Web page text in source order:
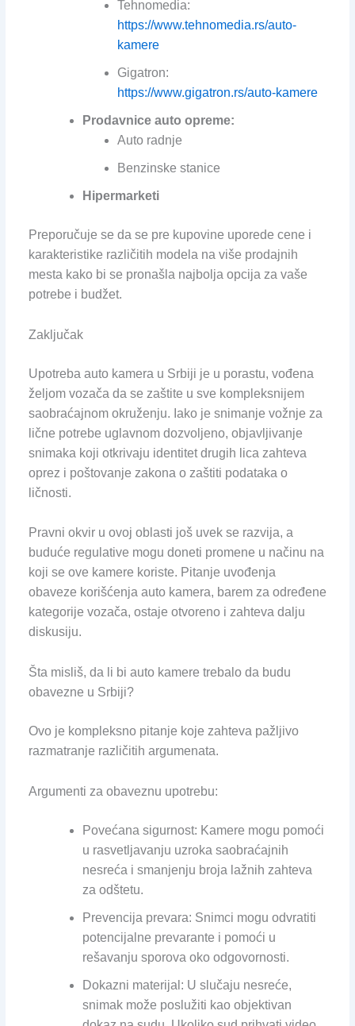
Tehnomedia:
https://www.tehnomedia.rs/auto-
kamere
Gigatron:
https://www.gigatron.rs/auto-kamere
Prodavnice auto opreme:
Auto radnje
Benzinske stanice
Hipermarketi
Preporučuje se da se pre kupovine uporede cene i
karakteristike različitih modela na više prodajnih
mesta kako bi se pronašla najbolja opcija za vaše
potrebe i budžet.
Zaključak
Upotreba auto kamera u Srbiji je u porastu, vođena
željom vozača da se zaštite u sve kompleksnijem
saobraćajnom okruženju. Iako je snimanje vožnje za
lične potrebe uglavnom dozvoljeno, objavljivanje
snimaka koji otkrivaju identitet drugih lica zahteva
oprez i poštovanje zakona o zaštiti podataka o
ličnosti.
Pravni okvir u ovoj oblasti još uvek se razvija, a
buduće regulative mogu doneti promene u načinu na
koji se ove kamere koriste. Pitanje uvođenja
obaveze korišćenja auto kamera, barem za određene
kategorije vozača, ostaje otvoreno i zahteva dalju
diskusiju.
Šta misliš, da li bi auto kamere trebalo da budu
obavezne u Srbiji?
Ovo je kompleksno pitanje koje zahteva pažljivo
razmatranje različitih argumenata.
Argumenti za obaveznu upotrebu:
Povećana sigurnost: Kamere mogu pomoći
u rasvetljavanju uzroka saobraćajnih
nesreća i smanjenju broja lažnih zahteva
za odštetu.
Prevencija prevara: Snimci mogu odvratiti
potencijalne prevarante i pomoći u
rešavanju sporova oko odgovornosti.
Dokazni materijal: U slučaju nesreće,
snimak može poslužiti kao objektivan